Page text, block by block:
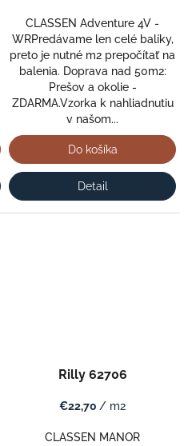
CLASSEN Adventure 4V -
WRPredávame len celé balíky,
preto je nutné m2 prepočítať na
balenia. Doprava nad 50m2:
Prešov a okolie -
ZDARMA.Vzorka k nahliadnutiu
v našom...
Do košíka
Detail
Rilly 62706
€22,70 / m2
CLASSEN MANOR